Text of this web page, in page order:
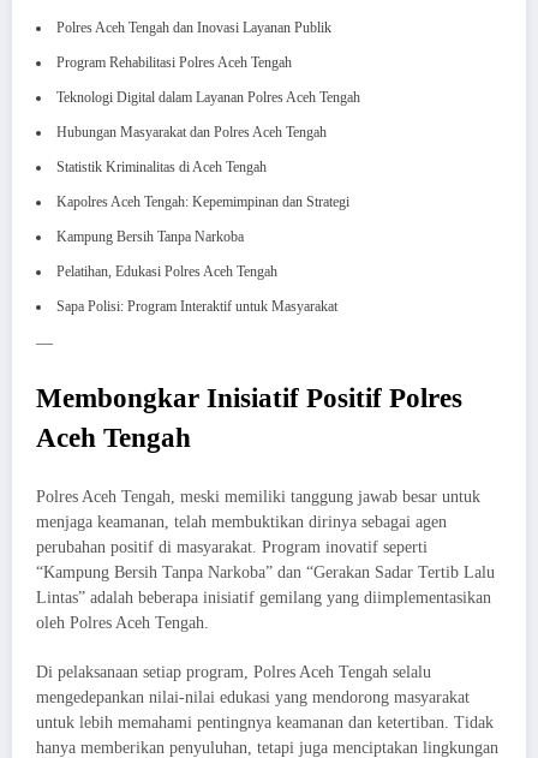
Polres Aceh Tengah dan Inovasi Layanan Publik
Program Rehabilitasi Polres Aceh Tengah
Teknologi Digital dalam Layanan Polres Aceh Tengah
Hubungan Masyarakat dan Polres Aceh Tengah
Statistik Kriminalitas di Aceh Tengah
Kapolres Aceh Tengah: Kepemimpinan dan Strategi
Kampung Bersih Tanpa Narkoba
Pelatihan, Edukasi Polres Aceh Tengah
Sapa Polisi: Program Interaktif untuk Masyarakat
—
Membongkar Inisiatif Positif Polres
Aceh Tengah
Polres Aceh Tengah, meski memiliki tanggung jawab besar untuk
menjaga keamanan, telah membuktikan dirinya sebagai agen
perubahan positif di masyarakat. Program inovatif seperti
“Kampung Bersih Tanpa Narkoba” dan “Gerakan Sadar Tertib Lalu
Lintas” adalah beberapa inisiatif gemilang yang diimplementasikan
oleh Polres Aceh Tengah.
Di pelaksanaan setiap program, Polres Aceh Tengah selalu
mengedepankan nilai-nilai edukasi yang mendorong masyarakat
untuk lebih memahami pentingnya keamanan dan ketertiban. Tidak
hanya memberikan penyuluhan, tetapi juga menciptakan lingkungan